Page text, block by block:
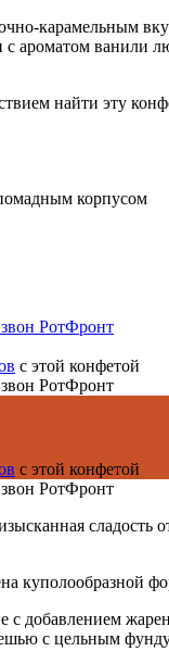
карамельным
с ароматом ванили
найти эту
корпусом
РотФронт
с этой конфетой
РотФронт
с этой конфетой
РотФронт
сладость
куполообразной
с добавлением
с цельным